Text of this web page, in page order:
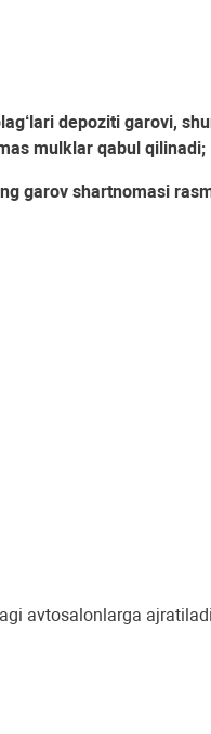
depoziti garovi,
mulklar qabul qilinadi;
garov shartnomasi
avtosalonlarga